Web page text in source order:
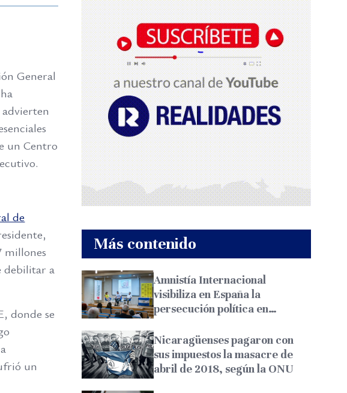
General
un Centro
de
millones
debilitar a
donde se
un
Más contenido
Amnistía Internacional
visibiliza en España la
persecución política en
Nicaragüenses pagaron con
sus impuestos la masacre de
abril de 2018, según la ONU